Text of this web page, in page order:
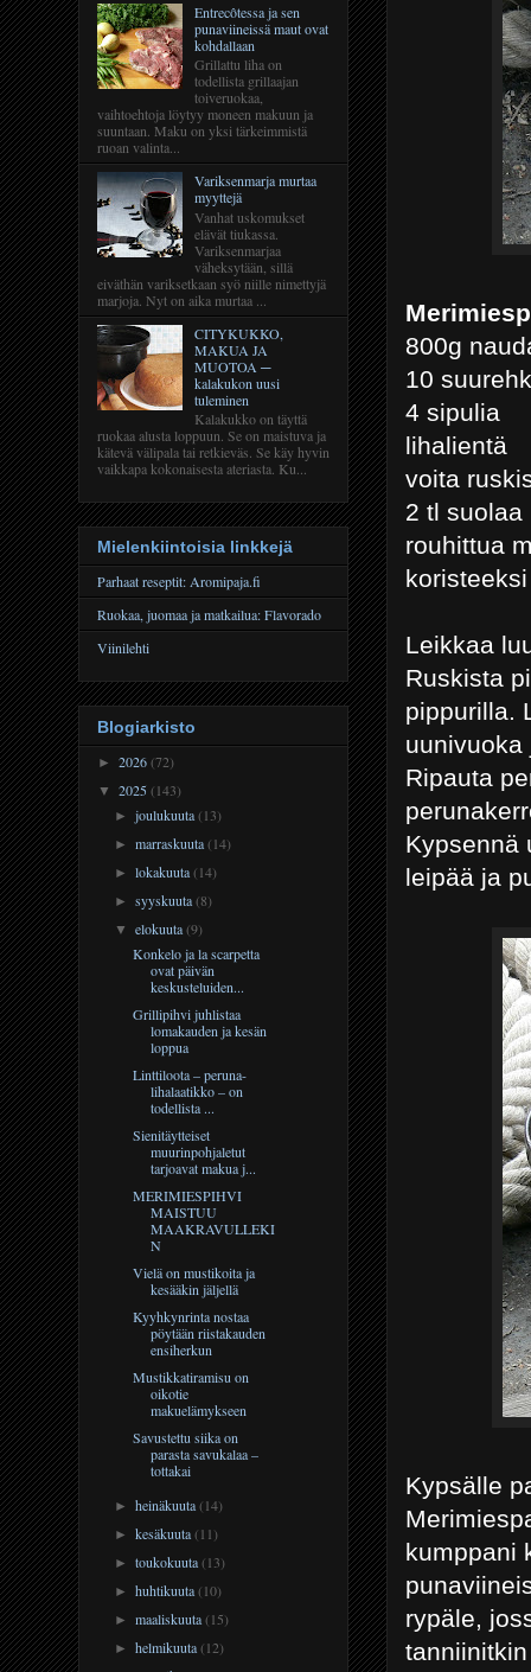
800g
10
4 sipulia
lihalientä
voita
2 tl suolaa
rouhittua
Leikkaa
Ruskista
pippurilla.
uunivuoka
Ripauta
Kypsennä
leipää ja
Kypsälle
kumppani
rypäle,
Entrecôtessa ja sen
punaviineissä maut ovat
kohdallaan
Grillattu liha on
todellista grillaajan
toiveruokaa,
vaihtoehtoja löytyy moneen makuun ja
suuntaan. Maku on yksi tärkeimmistä
ruoan valinta...
Variksenmarja murtaa
myyttejä
Vanhat uskomukset
elävät tiukassa.
Variksenmarjaa
väheksytään, sillä
eiväthän variksetkaan syö niille nimettyjä
marjoja. Nyt on aika murtaa ...
CITYKUKKO,
MAKUA JA
MUOTOA ─
kalakukon uusi
tuleminen
Kalakukko on täyttä
ruokaa alusta loppuun. Se on maistuva ja
kätevä välipala tai retkieväs. Se käy hyvin
vaikkapa kokonaisesta ateriasta. Ku...
Mielenkiintoisia linkkejä
Parhaat reseptit: Aromipaja.fi
Ruokaa, juomaa ja matkailua: Flavorado
Viinilehti
Blogiarkisto
► 2026(72)
▼ 2025(143)
►joulukuuta(13)
►marraskuuta(14)
►lokakuuta(14)
►syyskuuta(8)
▼elokuuta(9)
Konkelo ja la scarpetta
ovat päivän
keskusteluiden...
Grillipihvi juhlistaa
lomakauden ja kesän
loppua
Linttiloota – peruna-
lihalaatikko – on
todellista ...
Sienitäytteiset
muurinpohjaletut
tarjoavat makua j...
MERIMIESPIHVI
MAISTUU
MAAKRAVULLEKI
N
Vielä on mustikoita ja
kesääkin jäljellä
Kyyhkynrinta nostaa
pöytään riistakauden
ensiherkun
Mustikkatiramisu on
oikotie
makuelämykseen
Savustettu siika on
parasta savukalaa –
tottakai
►heinäkuuta(14)
►kesäkuuta(11)
►toukokuuta(13)
►huhtikuuta(10)
►maaliskuuta(15)
►helmikuuta(12)